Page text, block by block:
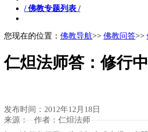
/ 佛教专题列表 /
您现在的位置： 佛教导航>> 佛教问答>>
仁炟法师答：修行
发布时间：2012年12月18日
来源： 作者：仁炟法师